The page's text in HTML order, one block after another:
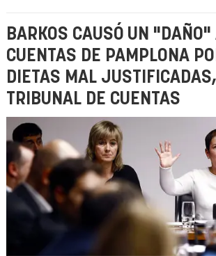
BARKOS CAUSÓ UN
CUENTAS DE PAMPLONA
DIETAS MAL
TRIBUNAL DE CUENTAS